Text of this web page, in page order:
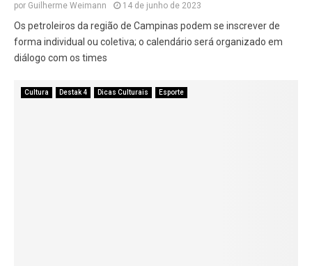
por Guilherme Weimann 14 de junho de 2023
Os petroleiros da região de Campinas podem se inscrever de
forma individual ou coletiva; o calendário será organizado em
diálogo com os times
Cultura Destak 4 Dicas Culturais Esporte